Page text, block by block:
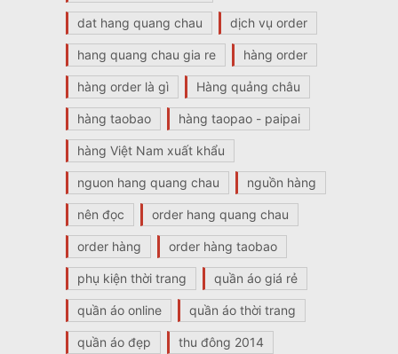
dat hang quang chau dịch vụ order
hang quang chau gia re hàng order
hàng order là gì Hàng quảng châu
hàng taobao hàng taopao - paipai
hàng Việt Nam xuất khẩu
nguon hang quang chau nguồn hàng
nên đọc order hang quang chau
order hàng order hàng taobao
phụ kiện thời trang quần áo giá rẻ
quần áo online quần áo thời trang
quần áo đẹp thu đông 2014